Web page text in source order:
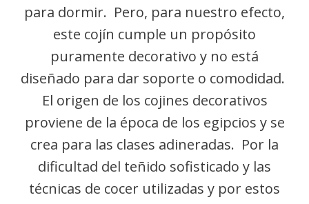
para dormir. Pero, para nuestro efecto,
este cojín cumple un propósito
puramente decorativo y no está
diseñado para dar soporte o comodidad.
El origen de los cojines decorativos
proviene de la época de los egipcios y se
crea para las clases adineradas. Por la
dificultad del teñido sofisticado y las
técnicas de cocer utilizadas y por estos